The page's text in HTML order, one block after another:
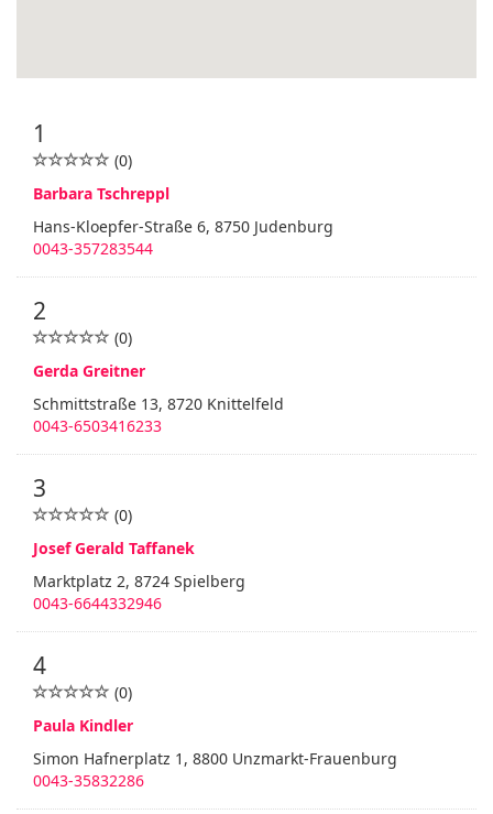
1
(0)
Barbara Tschreppl
Hans-Kloepfer-Straße 6, 8750 Judenburg
0043-357283544
2
(0)
Gerda Greitner
Schmittstraße 13, 8720 Knittelfeld
0043-6503416233
3
(0)
Josef Gerald Taffanek
Marktplatz 2, 8724 Spielberg
0043-6644332946
4
(0)
Paula Kindler
Simon Hafnerplatz 1, 8800 Unzmarkt-Frauenburg
0043-35832286